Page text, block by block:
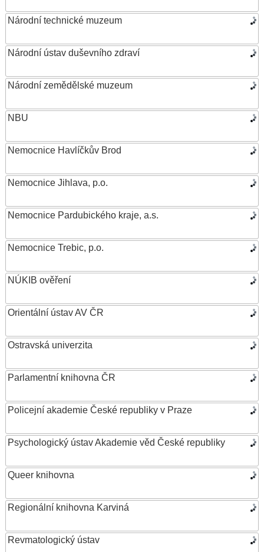
Národní technické muzeum
Národní ústav duševního zdraví
Národní zemědělské muzeum
NBU
Nemocnice Havlíčkův Brod
Nemocnice Jihlava, p.o.
Nemocnice Pardubického kraje, a.s.
Nemocnice Trebic, p.o.
NÚKIB ověření
Orientální ústav AV ČR
Ostravská univerzita
Parlamentní knihovna ČR
Policejní akademie České republiky v Praze
Psychologický ústav Akademie věd České republiky
Queer knihovna
Regionální knihovna Karviná
Revmatologický ústav